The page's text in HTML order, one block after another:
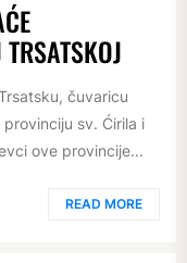
čuvaricu
sv. Ćirila i
ove provincije...
READ MORE